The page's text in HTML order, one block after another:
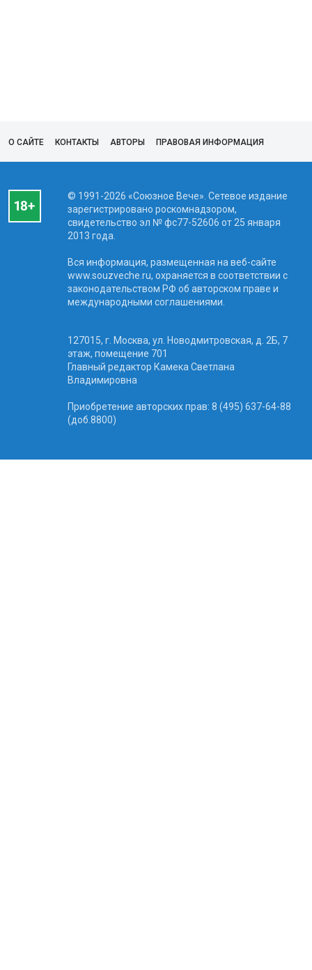
О САЙТЕ КОНТАКТЫ АВТОРЫ ПРАВОВАЯ ИНФОРМАЦИЯ
© 1991-2026 «Союзное Вече». Сетевое издание
зарегистрировано роскомнадзором,
свидетельство эл № фc77-52606 от 25 января
2013 года.
Вся информация, размещенная на веб-сайте
www.souzveche.ru, охраняется в соответствии с
законодательством РФ об авторском праве и
международными соглашениями.
127015, г. Москва, ул. Новодмитровская, д. 2Б, 7
этаж, помещение 701
Главный редактор Камека Светлана
Владимировна
Приобретение авторских прав: 8 (495) 637-64-88
(доб.8800)